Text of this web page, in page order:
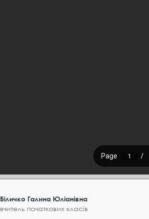
Біличко Галина Юліанівна
вчитель початкових класів